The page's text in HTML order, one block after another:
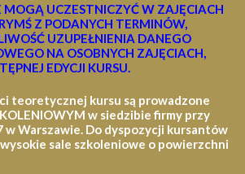
MOGĄ UCZESTNICZYĆ W ZAJĘCIACH
Z PODANYCH TERMINÓW,
UZUPEŁNIENIA DANEGO
NA OSOBNYCH ZAJĘCIACH,
EDYCJI KURSU.
teoretycznej kursu są prowadzone
w siedzibie firmy przy
w Warszawie. Do dyspozycji kursantów
sale szkoleniowe o powierzchni